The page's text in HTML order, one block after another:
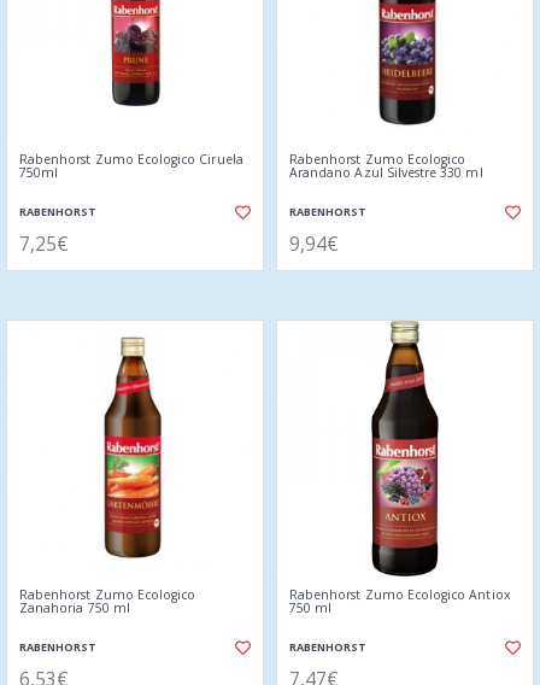
Rabenhorst Zumo Ecologico Ciruela
750ml
RABENHORST
7,25€
Rabenhorst Zumo Ecologico
Arandano Azul Silvestre 330 ml
RABENHORST
9,94€
Rabenhorst Zumo Ecologico
Zanahoria 750 ml
RABENHORST
6,53€
Rabenhorst Zumo Ecologico Antiox
750 ml
RABENHORST
7,47€